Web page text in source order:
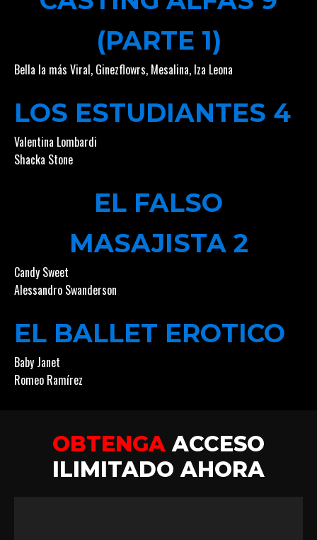
(PARTE 1)
Bella la más Viral, Ginezflowrs, Mesalina, Iza Leona
LOS ESTUDIANTES 4
Valentina Lombardi
Shacka Stone
EL FALSO
MASAJISTA 2
Candy Sweet
Alessandro Swanderson
EL BALLET EROTICO
Baby Janet
Romeo Ramírez
OBTENGA ACCESO
ILIMITADO AHORA